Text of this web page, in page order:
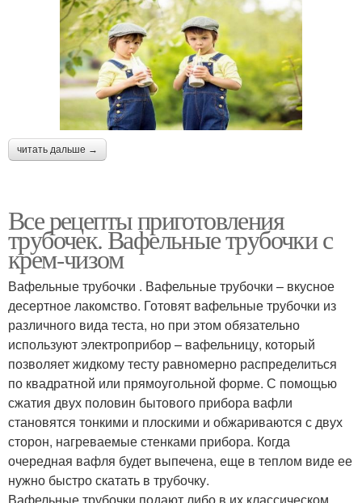
читать дальше →
Все рецепты приготовления
трубочек. Вафельные трубочки с
крем-чизом
Вафельные трубочки . Вафельные трубочки – вкусное
десертное лакомство. Готовят вафельные трубочки из
различного вида теста, но при этом обязательно
используют электроприбор – вафельницу, который
позволяет жидкому тесту равномерно распределиться
по квадратной или прямоугольной форме. С помощью
сжатия двух половин бытового прибора вафли
становятся тонкими и плоскими и обжариваются с двух
сторон, нагреваемые стенками прибора. Когда
очередная вафля будет выпечена, еще в теплом виде ее
нужно быстро скатать в трубочку.